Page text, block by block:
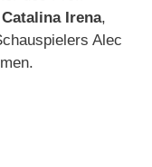
Catalina Irena,
Alec